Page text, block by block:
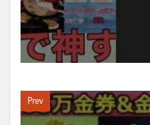
Prev